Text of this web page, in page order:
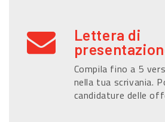
Lettera di
Compila fino a 5
nella tua scrivania.
candidature delle